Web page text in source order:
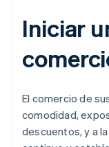
Iniciar
El comercio de
comodidad,
descuentos, y a